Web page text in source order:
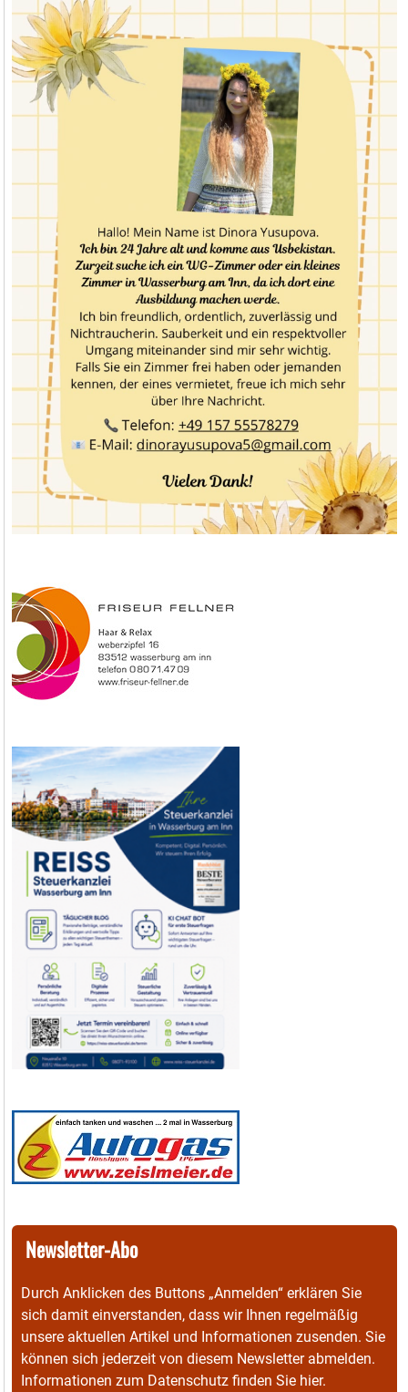
Newsletter-Abo
Durch Anklicken des Buttons „Anmelden“ erklären Sie
sich damit einverstanden, dass wir Ihnen regelmäßig
unsere aktuellen Artikel und Informationen zusenden. Sie
können sich jederzeit von diesem Newsletter abmelden.
Informationen zum Datenschutz finden Sie hier.